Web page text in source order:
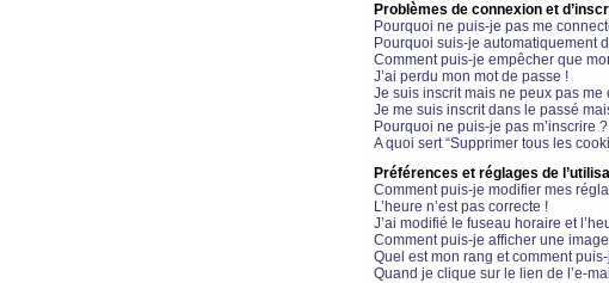
Problèmes de connexion et
Pourquoi ne puis-je pas me
Pourquoi suis-je automatiquement
Comment puis-je empêcher que
J’ai perdu mon mot de passe !
Je suis inscrit mais ne peux pas me
Je me suis inscrit dans le passé
Pourquoi ne puis-je pas m’inscrire ?
A quoi sert “Supprimer tous les
Préférences et réglages de
Comment puis-je modifier mes
L’heure n’est pas correcte !
J’ai modifié le fuseau horaire et
Comment puis-je afficher une
Quel est mon rang et comment
Quand je clique sur le lien de l’e-